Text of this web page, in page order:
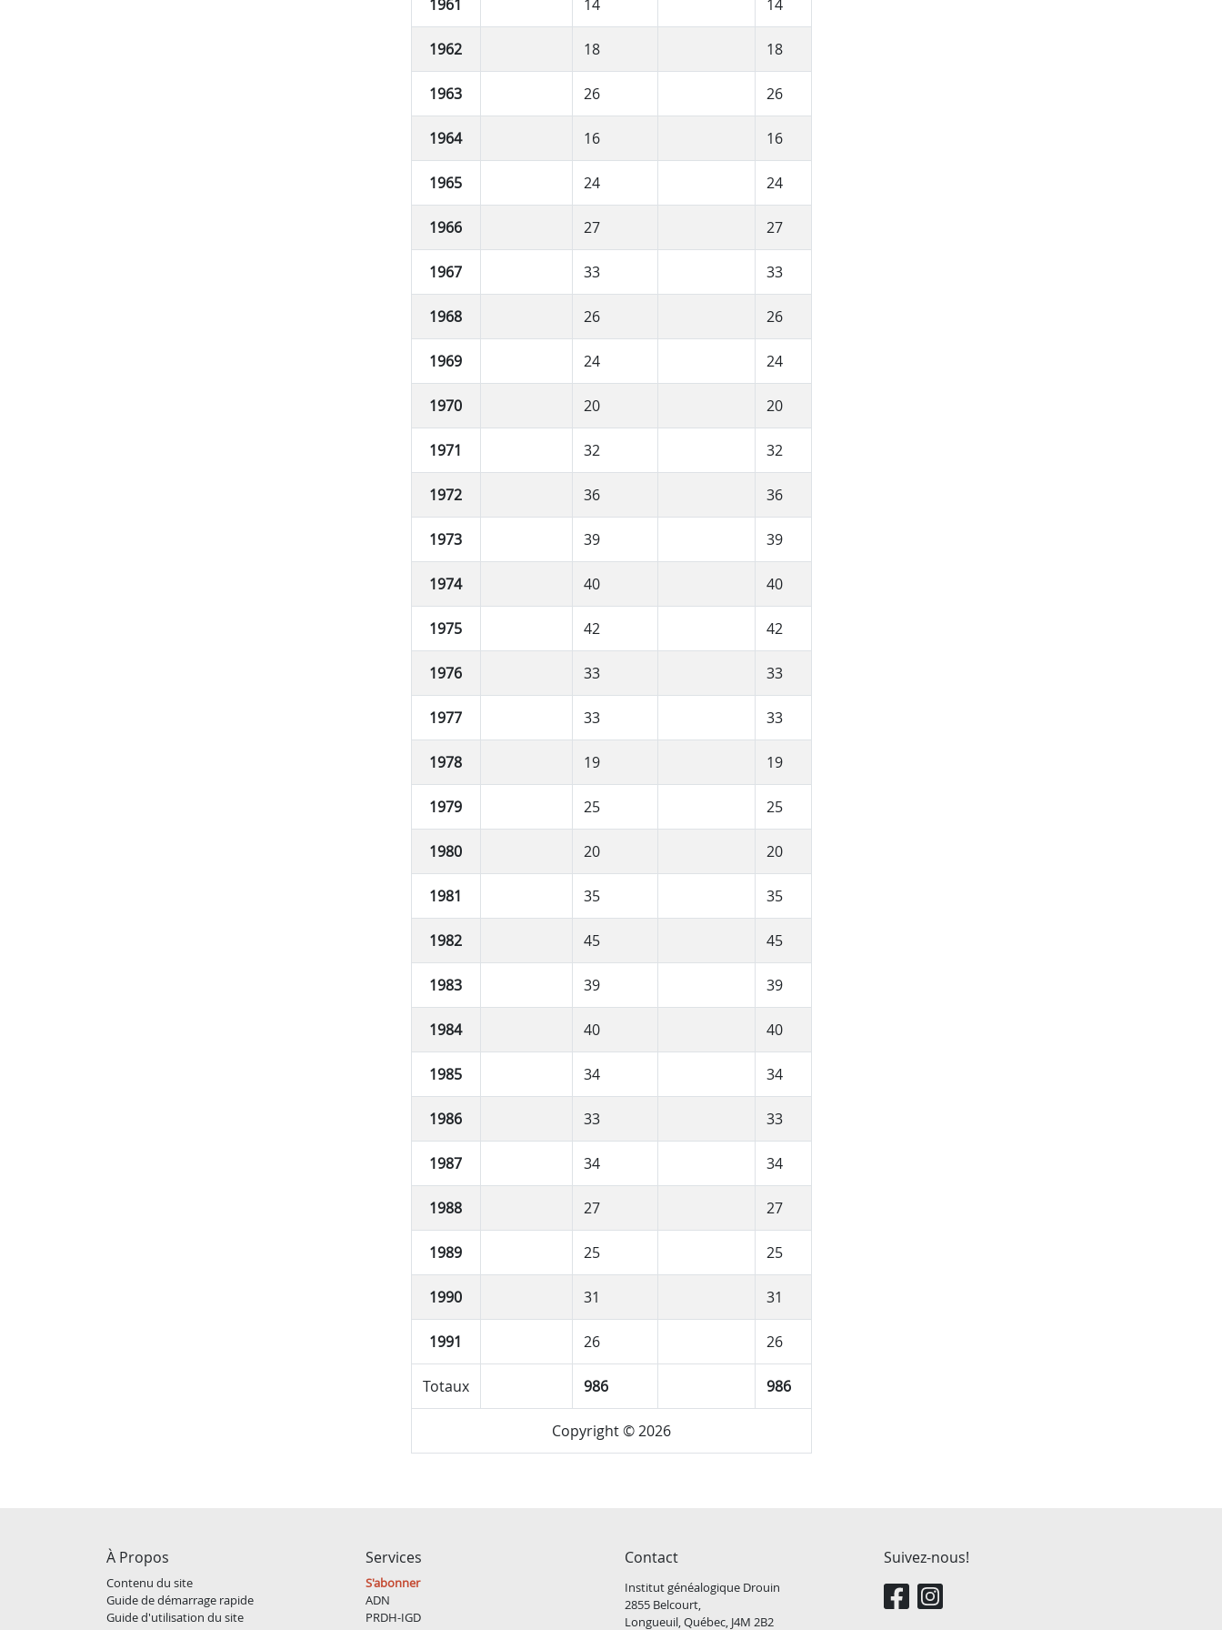
1961 14 14
1962 18 18
1963 26 26
1964 16 16
1965 24 24
1966 27 27
1967 33 33
1968 26 26
1969 24 24
1970 20 20
1971 32 32
1972 36 36
1973 39 39
1974 40 40
1975 42 42
1976 33 33
1977 33 33
1978 19 19
1979 25 25
1980 20 20
1981 35 35
1982 45 45
1983 39 39
1984 40 40
1985 34 34
1986 33 33
1987 34 34
1988 27 27
1989 25 25
1990 31 31
1991 26 26
Totaux 986 986
Copyright © 2026
À Propos
Contenu du site
Guide de démarrage rapide
Guide d'utilisation du site
Services
S'abonner
ADN
PRDH-IGD
Contact
Institut généalogique Drouin
2855 Belcourt,
Longueuil, Québec, J4M 2B2
Suivez-nous!